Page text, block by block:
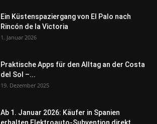
Ein Küstenspaziergang von El Palo nach
Rincón de la Victoria
1. Januar 2026
Praktische Apps für den Alltag an der Costa
del Sol –...
19. Dezember 2025
Ab 1. Januar 2026: Käufer in Spanien